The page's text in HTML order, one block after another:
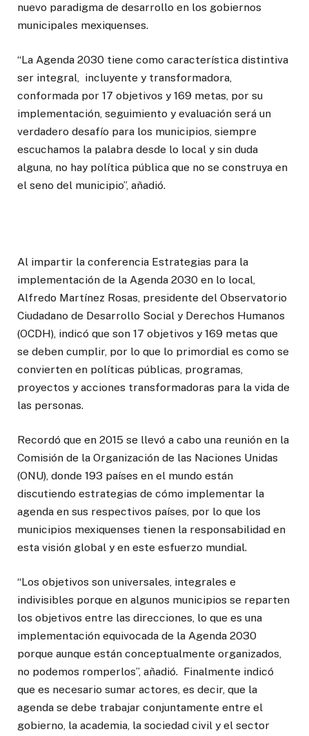
nuevo paradigma de desarrollo en los gobiernos
municipales mexiquenses.
“La Agenda 2030 tiene como característica distintiva
ser integral, incluyente y transformadora,
conformada por 17 objetivos y 169 metas, por su
implementación, seguimiento y evaluación será un
verdadero desafío para los municipios, siempre
escuchamos la palabra desde lo local y sin duda
alguna, no hay política pública que no se construya en
el seno del municipio”, añadió.
Al impartir la conferencia Estrategias para la
implementación de la Agenda 2030 en lo local,
Alfredo Martínez Rosas, presidente del Observatorio
Ciudadano de Desarrollo Social y Derechos Humanos
(OCDH), indicó que son 17 objetivos y 169 metas que
se deben cumplir, por lo que lo primordial es como se
convierten en políticas públicas, programas,
proyectos y acciones transformadoras para la vida de
las personas.
Recordó que en 2015 se llevó a cabo una reunión en la
Comisión de la Organización de las Naciones Unidas
(ONU), donde 193 países en el mundo están
discutiendo estrategias de cómo implementar la
agenda en sus respectivos países, por lo que los
municipios mexiquenses tienen la responsabilidad en
esta visión global y en este esfuerzo mundial.
“Los objetivos son universales, integrales e
indivisibles porque en algunos municipios se reparten
los objetivos entre las direcciones, lo que es una
implementación equivocada de la Agenda 2030
porque aunque están conceptualmente organizados,
no podemos romperlos”, añadió. Finalmente indicó
que es necesario sumar actores, es decir, que la
agenda se debe trabajar conjuntamente entre el
gobierno, la academia, la sociedad civil y el sector